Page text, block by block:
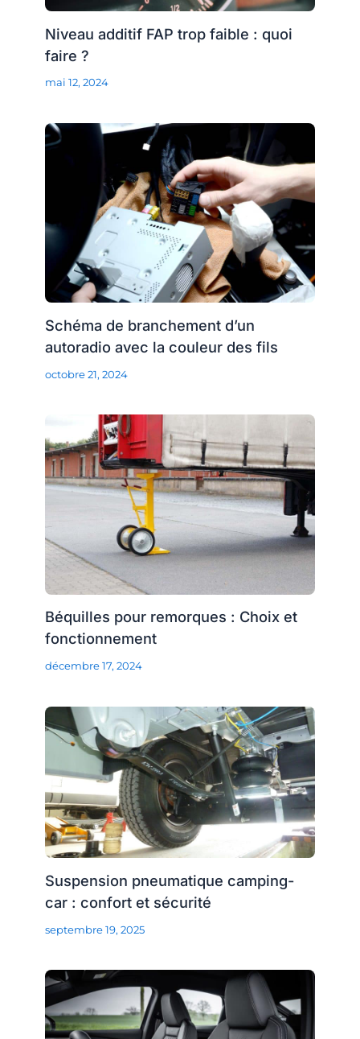
Niveau additif FAP trop faible : quoi
faire ?
mai 12, 2024
Schéma de branchement d’un
autoradio avec la couleur des fils
octobre 21, 2024
Béquilles pour remorques : Choix et
fonctionnement
décembre 17, 2024
Suspension pneumatique camping-
car : confort et sécurité
septembre 19, 2025